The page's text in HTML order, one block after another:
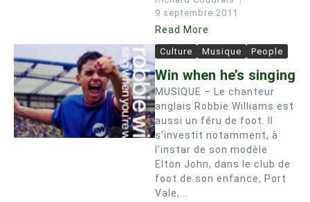
9 septembre 2011
Read More
Culture Musique People
Win when he’s singing
MUSIQUE – Le chanteur
anglais Robbie Williams est
aussi un féru de foot. Il
s’investit notamment, à
l’instar de son modèle
Elton John, dans le club de
foot de son enfance, Port
Vale,...